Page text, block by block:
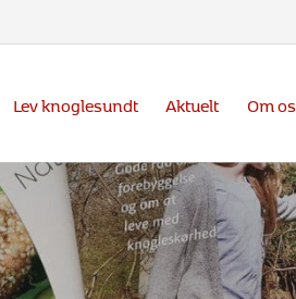
Lev knoglesundt Aktuelt Om os